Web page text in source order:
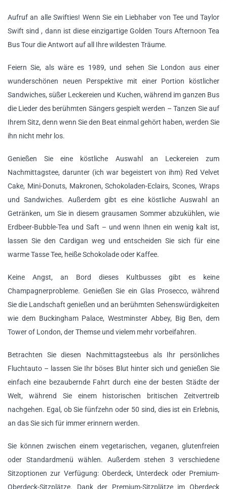
Aufruf an alle Swifties! Wenn Sie ein Liebhaber von Tee und Taylor
Swift sind , dann ist diese einzigartige Golden Tours Afternoon Tea
Bus Tour die Antwort auf all Ihre wildesten Träume.
Feiern Sie, als wäre es 1989, und sehen Sie London aus einer
wunderschönen neuen Perspektive mit einer Portion köstlicher
Sandwiches, süßer Leckereien und Kuchen, während im ganzen Bus
die Lieder des berühmten Sängers gespielt werden – Tanzen Sie auf
Ihrem Sitz, denn wenn Sie den Beat einmal gehört haben, werden Sie
ihn nicht mehr los.
Genießen Sie eine köstliche Auswahl an Leckereien zum
Nachmittagstee, darunter (ich war begeistert von ihm) Red Velvet
Cake, Mini-Donuts, Makronen, Schokoladen-Eclairs, Scones, Wraps
und Sandwiches. Außerdem gibt es eine köstliche Auswahl an
Getränken, um Sie in diesem grausamen Sommer abzukühlen, wie
Erdbeer-Bubble-Tea und Saft – und wenn Ihnen ein wenig kalt ist,
lassen Sie den Cardigan weg und entscheiden Sie sich für eine
warme Tasse Tee, heiße Schokolade oder Kaffee.
Keine Angst, an Bord dieses Kultbusses gibt es keine
Champagnerprobleme. Genießen Sie ein Glas Prosecco, während
Sie die Landschaft genießen und an berühmten Sehenswürdigkeiten
wie dem Buckingham Palace, Westminster Abbey, Big Ben, dem
Tower of London, der Themse und vielem mehr vorbeifahren.
Betrachten Sie diesen Nachmittagsteebus als Ihr persönliches
Fluchtauto – lassen Sie Ihr böses Blut hinter sich und genießen Sie
einfach eine bezaubernde Fahrt durch eine der besten Städte der
Welt, während Sie einem historischen britischen Zeitvertreib
nachgehen. Egal, ob Sie fünfzehn oder 50 sind, dies ist ein Erlebnis,
an das Sie sich für immer erinnern werden.
Sie können zwischen einem vegetarischen, veganen, glutenfreien
oder Standardmenü wählen. Außerdem stehen 3 verschiedene
Sitzoptionen zur Verfügung: Oberdeck, Unterdeck oder Premium-
Oberdeck-Sitzplätze. Dank der Premium-Sitzplätze im Oberdeck